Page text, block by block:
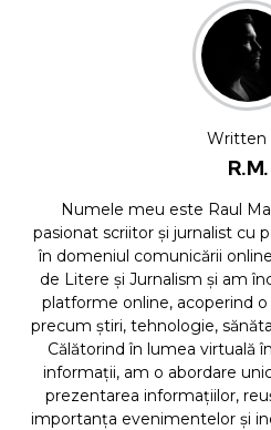
Written
R.M.
Numele meu este Raul
pasionat scriitor și jurnalist cu
în domeniul comunicării
de Litere și Jurnalism și am
platforme online, acoperind
precum știri, tehnologie,
Călătorind în lumea virtuală
informații, am o abordare
prezentarea informațiilor,
importanța evenimentelor și